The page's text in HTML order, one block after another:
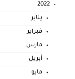
2022
يناير
فبراير
مارس
أبريل
مايو